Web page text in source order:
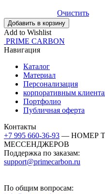
Очистить
Добавить в корзину
Add to Wishlist
PRIME CARBON
Навигация
Каталог
Материал
Персонализация
корпоративным
Портфолио
Публичная оферта
Контакты
+7 995 660-36-93 — НОМЕР
МЕССЕНДЖЕРОВ
Поддержка по заказам:
support@primecarbon.ru
По общим вопросам: